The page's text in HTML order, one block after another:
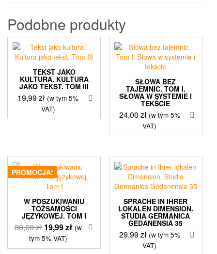
Podobne produkty
TEKST JAKO
KULTURA. KULTURA
JAKO TEKST. TOM III
19,99zł (w tym 5%
VAT)
SŁOWA BEZ
TAJEMNIC. TOM I.
SŁOWA W SYSTEMIE I
TEKŚCIE
24,00 zł (w tym 5%
VAT)
PROMOCJA!
W POSZUKIWANIU
TOŻSAMOŚCI
JĘZYKOWEJ. TOM I
33,60zł Pierwotna
cena
wynosiła:
19,99złAktualna
wynosi:
(w
tym 5% VAT)
SPRACHE IN IHRER
LOKALEN DIMENSION.
STUDIA GERMANICA
GEDANENSIA 35
29,99zł (w tym 5%
VAT)